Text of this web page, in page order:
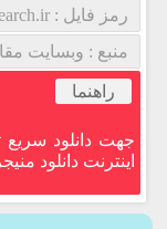
رمز فایل : www.it-research.ir
منبع : وبسایت
راهنما
جهت دانلود سریع
اینترنت دانلود